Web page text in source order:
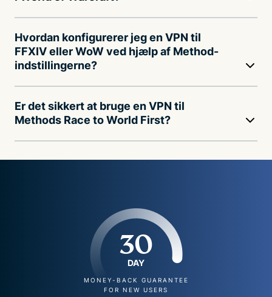
Hvordan konfigurerer jeg en VPN til
FFXIV eller WoW ved hjælp af Method-
indstillingerne?
Er det sikkert at bruge en VPN til
Methods Race to World First?
30
DAY
MONEY-BACK GUARANTEE
FOR NEW USERS